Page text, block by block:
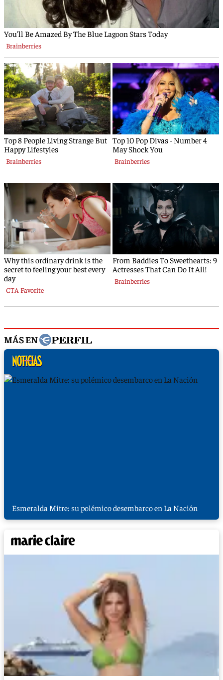
MÁS EN
Esmeralda Mitre: su polémico desembarco en La Nación